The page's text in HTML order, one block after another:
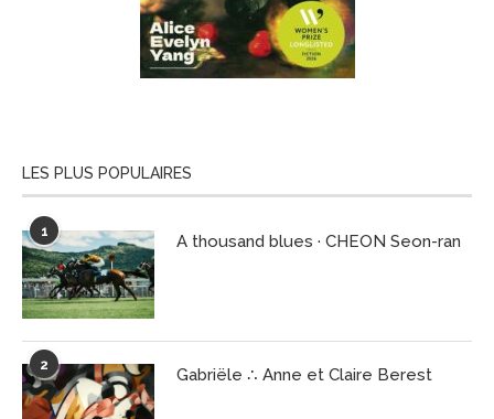
LES PLUS POPULAIRES
1 A thousand blues · CHEON Seon-ran
2 Gabriële ∴ Anne et Claire Berest